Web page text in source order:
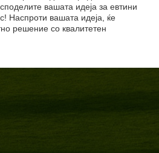
вашата идеја за евтини
Наспроти вашата идеја, ќе
решение со квалитетен